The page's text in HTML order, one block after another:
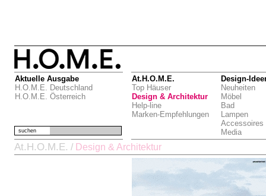
Aktuelle Ausgabe
H.O.M.E. Deutschland
H.O.M.E. Österreich
At.H.O.M.E.
Top Häuser
Design & Architektur
Help-line
Marken-Empfehlungen
Design-
Neuheiten
Möbel
Bad
Lampen
Accessoires
Media
suchen
At.H.O.M.E. / Design & Architektur